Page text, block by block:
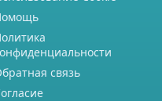
связь